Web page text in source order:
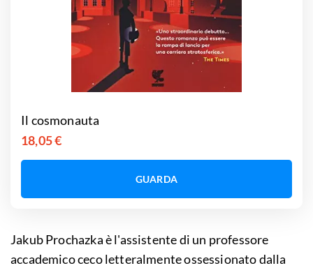
Il cosmonauta
18,05 €
GUARDA
Jakub Prochazka è l'assistente di un professore
accademico ceco letteralmente ossessionato dalla